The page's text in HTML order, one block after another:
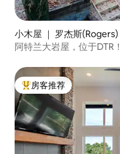
小木屋 ｜ 罗杰斯(Rogers)
阿特兰大岩屋，位于DTR！
热门「房客推荐」
房客推荐